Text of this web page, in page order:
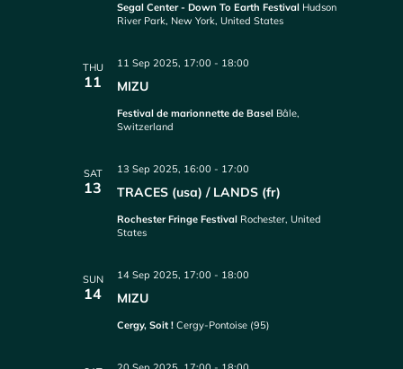
Segal Center - Down To Earth Festival Hudson
River Park, New York, United States
THU
11 MIZU
11 Sep 2025, 17:00 - 18:00
Festival de marionnette de Basel Bâle,
Switzerland
SAT
13 TRACES (usa) / LANDS (fr)
13 Sep 2025, 16:00 - 17:00
Rochester Fringe Festival Rochester, United
States
SUN
14 MIZU
14 Sep 2025, 17:00 - 18:00
Cergy, Soit !Cergy-Pontoise (95)